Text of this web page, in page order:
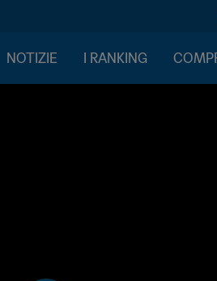
NOTIZIE I RANKING